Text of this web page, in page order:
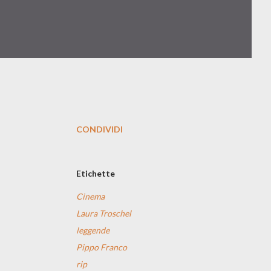
CONDIVIDI
Etichette
Cinema
Laura Troschel
leggende
Pippo Franco
rip